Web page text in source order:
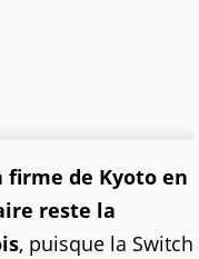
de Kyoto en
reste la
, puisque la Switch